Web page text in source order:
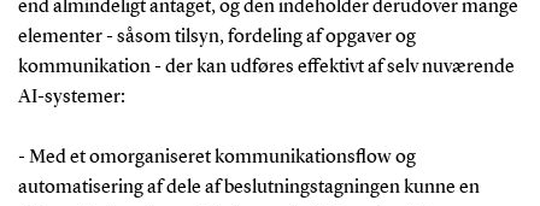
end almindeligt antaget, og den indeholder derudover mange
elementer - såsom tilsyn, fordeling af opgaver og
kommunikation - der kan udføres effektivt af selv nuværende
AI-systemer:
- Med et omorganiseret kommunikationsflow og
automatisering af dele af beslutningstagningen kunne en